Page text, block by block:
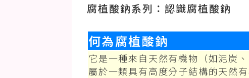
腐植酸鈉系列：認識腐植酸鈉
何為腐植酸鈉
它是一種來自天然有機物（如泥炭
屬於一類具有高度分子結構的天然